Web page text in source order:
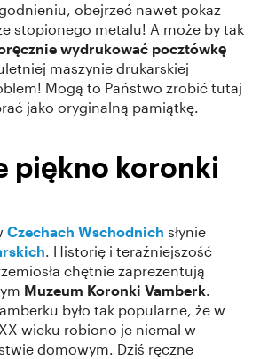
obejrzeć nawet pokaz
stopionego metalu! A może by tak
wydrukować pocztówkę
maszynie drukarskiej
Mogą to Państwo zrobić tutaj
jako oryginalną pamiątkę.
piękno koronki
Czechach Wschodnich słynie
. Historię i teraźniejszość
chętnie zaprezentują
Muzeum Koronki Vamberk.
było tak popularne, że w
wieku robiono je niemal w
domowym. Dziś ręczne